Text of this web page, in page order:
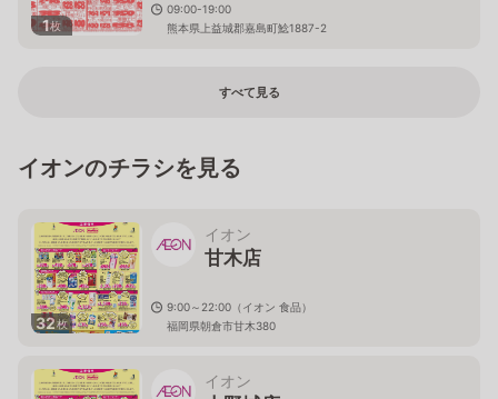
1枚
09:00-19:00
熊本県上益城郡嘉島町鯰1887-2
すべて見る
イオンのチラシを見る
32枚
イオン
甘木店
9:00～22:00（イオン 食品）
福岡県朝倉市甘木380
イオン